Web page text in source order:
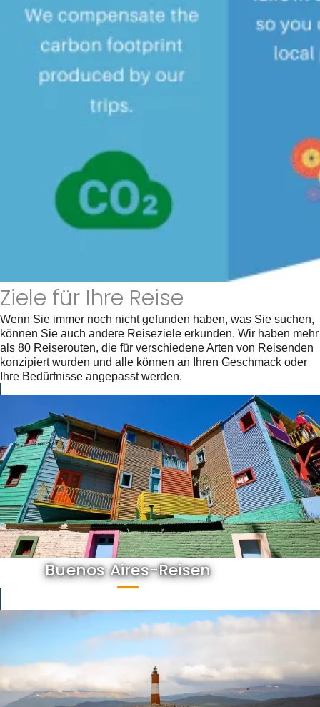
Ziele für Ihre Reise
Wenn Sie immer noch nicht gefunden haben, was Sie suchen,
können Sie auch andere Reiseziele erkunden. Wir haben mehr
als 80 Reiserouten, die für verschiedene Arten von Reisenden
konzipiert wurden und alle können an Ihren Geschmack oder
Ihre Bedürfnisse angepasst werden.
Buenos Aires-Reisen